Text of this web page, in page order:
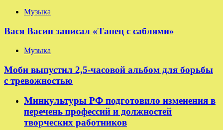
Музыка
Вася Васин записал «Танец с саблями»
Музыка
Моби выпустил 2,5-часовой альбом для борьбы
с тревожностью
Минкультуры РФ подготовило изменения в
перечень профессий и должностей
творческих работников